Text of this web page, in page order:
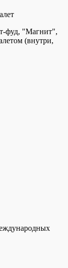
фуд, "Магнит",
(внутри,